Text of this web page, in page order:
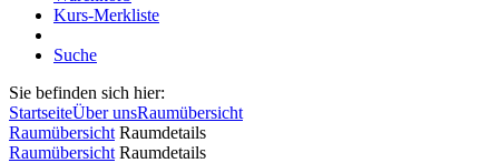
Kurs-Merkliste
Suche
Sie befinden sich hier:
StartseiteÜber unsRaumübersicht
Raumübersicht Raumdetails
Raumübersicht Raumdetails